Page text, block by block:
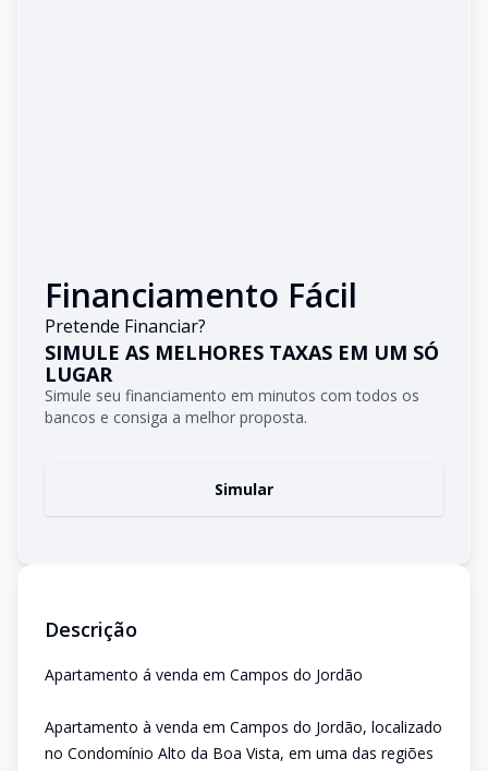
Financiamento Fácil
Pretende Financiar?
SIMULE AS MELHORES TAXAS EM UM SÓ
LUGAR
Simule seu financiamento em minutos com todos os
bancos e consiga a melhor proposta.
Simular
Descrição
Apartamento á venda em Campos do Jordão
Apartamento à venda em Campos do Jordão, localizado
no Condomínio Alto da Boa Vista, em uma das regiões